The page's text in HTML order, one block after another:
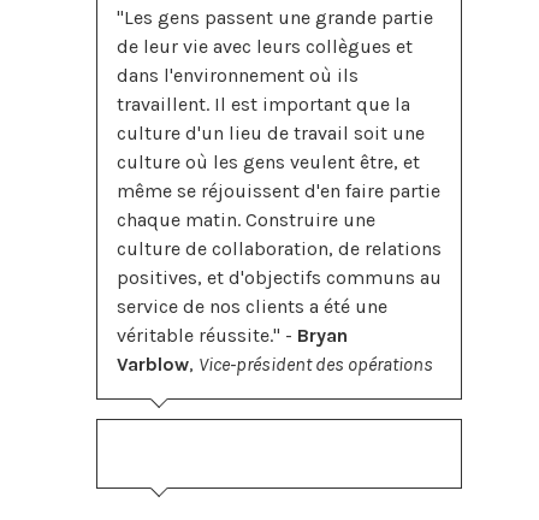
"Les gens passent une grande partie
de leur vie avec leurs collègues et
dans l'environnement où ils
travaillent. Il est important que la
culture d'un lieu de travail soit une
culture où les gens veulent être, et
même se réjouissent d'en faire partie
chaque matin. Construire une
culture de collaboration, de relations
positives, et d'objectifs communs au
service de nos clients a été une
véritable réussite." - Bryan
Varblow, Vice-président des opérations